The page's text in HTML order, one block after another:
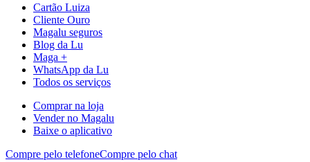
Cartão Luiza
Cliente Ouro
Magalu seguros
Blog da Lu
Maga +
WhatsApp da Lu
Todos os serviços
Comprar na loja
Vender no Magalu
Baixe o aplicativo
Compre pelo telefoneCompre pelo chat